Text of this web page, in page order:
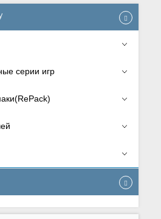
серии игр